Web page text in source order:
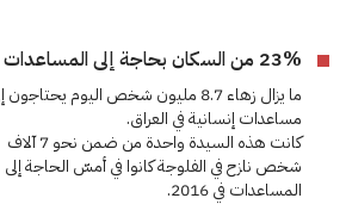
23% من السكان بحاجة إلى المساعدات
ما يزال زهاء 8.7 مليون شخص اليوم يحتاجون
مساعدات إنسانية في العراق.
كانت هذه السيدة واحدة من ضمن نحو 7 آلاف
شخص نازح في الفلوجة كانوا في أمسّ الحاجة إلى
المساعدات في 2016.